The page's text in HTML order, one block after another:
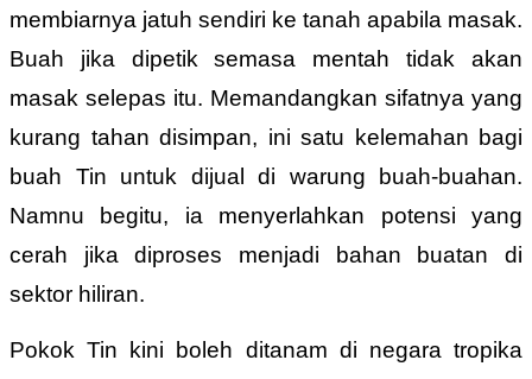
membiarnya jatuh sendiri ke tanah apabila masak.
Buah jika dipetik semasa mentah tidak akan
masak selepas itu. Memandangkan sifatnya yang
kurang tahan disimpan, ini satu kelemahan bagi
buah Tin untuk dijual di warung buah-buahan.
Namnu begitu, ia menyerlahkan potensi yang
cerah jika diproses menjadi bahan buatan di
sektor hiliran.
Pokok Tin kini boleh ditanam di negara tropika